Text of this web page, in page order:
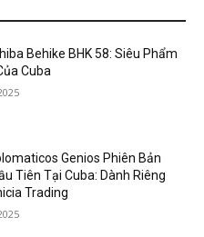
Behike BHK 58: Siêu Phẩm
Cuba
Genios Phiên Bản
Tiên Tại Cuba: Dành Riêng
Trading